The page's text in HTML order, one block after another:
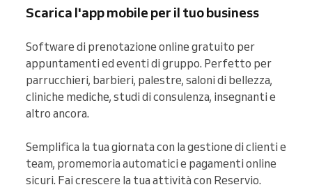
Scarica l'app mobile per il tuo business
Software di prenotazione online gratuito per
appuntamenti ed eventi di gruppo. Perfetto per
parrucchieri, barbieri, palestre, saloni di bellezza,
cliniche mediche, studi di consulenza, insegnanti e
altro ancora.
Semplifica la tua giornata con la gestione di clienti e
team, promemoria automatici e pagamenti online
sicuri. Fai crescere la tua attività con Reservio.